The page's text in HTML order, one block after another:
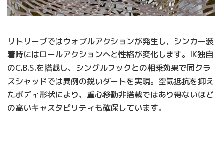
リトリーブではウォブルアクションが発生し、シンカー装
着時にはロールアクションへと性格が変化します。IK独自
のC.B.S.を搭載し、シングルフックとの相乗効果で同クラ
スシャッドでは異例の鋭いダートを実現。空気抵抗を抑え
たボディ形状により、重心移動非搭載ではあり得ないほど
の高いキャスタビリティも確保しています。